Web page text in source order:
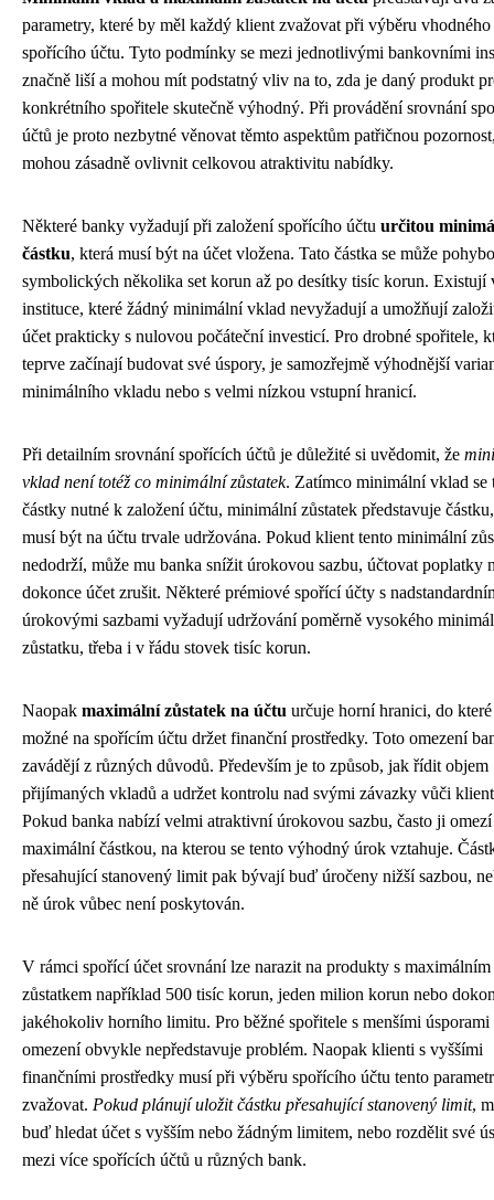
parametry, které by měl každý klient zvažovat při výběru vhodného
spořícího účtu. Tyto podmínky se mezi jednotlivými bankovními
značně liší a mohou mít podstatný vliv na to, zda je daný produkt
konkrétního spořitele skutečně výhodný. Při provádění srovnání
účtů je proto nezbytné věnovat těmto aspektům patřičnou
mohou zásadně ovlivnit celkovou atraktivitu nabídky.
Některé banky vyžadují při založení spořícího účtu určitou
částku, která musí být na účet vložena. Tato částka se může
symbolických několika set korun až po desítky tisíc korun. Existují
instituce, které žádný minimální vklad nevyžadují a umožňují
účet prakticky s nulovou počáteční investicí. Pro drobné spořitele,
teprve začínají budovat své úspory, je samozřejmě výhodnější
minimálního vkladu nebo s velmi nízkou vstupní hranicí.
Při detailním srovnání spořících účtů je důležité si uvědomit, že
vklad není totéž co minimální zůstatek. Zatímco minimální vklad se
částky nutné k založení účtu, minimální zůstatek představuje
musí být na účtu trvale udržována. Pokud klient tento minimální
nedodrží, může mu banka snížit úrokovou sazbu, účtovat poplatky
dokonce účet zrušit. Některé prémiové spořící účty s
úrokovými sazbami vyžadují udržování poměrně vysokého
zůstatku, třeba i v řádu stovek tisíc korun.
Naopak maximální zůstatek na účtu určuje horní hranici, do
možné na spořícím účtu držet finanční prostředky. Toto omezení
zavádějí z různých důvodů. Především je to způsob, jak řídit objem
přijímaných vkladů a udržet kontrolu nad svými závazky vůči
Pokud banka nabízí velmi atraktivní úrokovou sazbu, často ji omezí
maximální částkou, na kterou se tento výhodný úrok vztahuje.
přesahující stanovený limit pak bývají buď úročeny nižší sazbou,
ně úrok vůbec není poskytován.
V rámci spořící účet srovnání lze narazit na produkty s maximálním
zůstatkem například 500 tisíc korun, jeden milion korun nebo
jakéhokoliv horního limitu. Pro běžné spořitele s menšími úsporami
omezení obvykle nepředstavuje problém. Naopak klienti s vyššími
finančními prostředky musí při výběru spořícího účtu tento
zvažovat. Pokud plánují uložit částku přesahující stanovený limit,
buď hledat účet s vyšším nebo žádným limitem, nebo rozdělit své
mezi více spořících účtů u různých bank.